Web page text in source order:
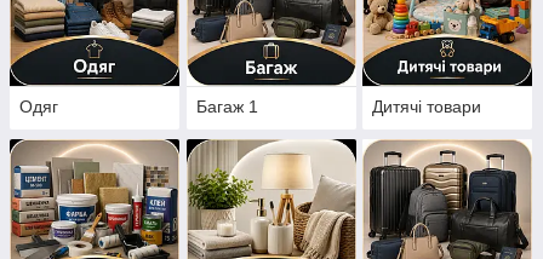
Одяг Багаж 1 Дитячі товари